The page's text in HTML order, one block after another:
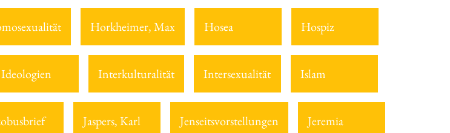
Horkheimer, Max Hosea Hospiz
Ideologien Interkulturalität Intersexualität Islam
Jaspers, Karl Jenseitsvorstellungen Jeremia